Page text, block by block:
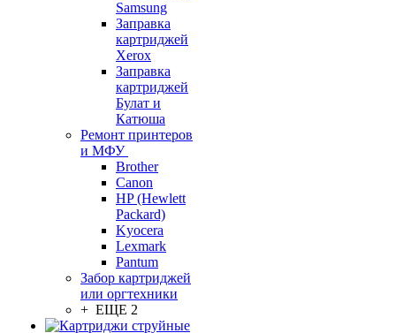
Samsung
Заправка
картриджей
Xerox
Заправка
картриджей
Булат и
Катюша
Ремонт принтеров
и МФУ
Brother
Canon
HP (Hewlett
Packard)
Kyocera
Lexmark
Pantum
Забор картриджей
или оргтехники
+ ЕЩЕ 2